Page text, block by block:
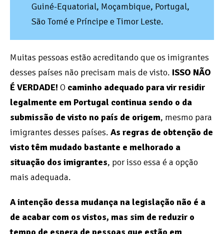
Guiné-Equatorial, Moçambique, Portugal,
São Tomé e Príncipe e Timor Leste.
Muitas pessoas estão acreditando que os imigrantes
desses países não precisam mais de visto. ISSO NÃO
É VERDADE! O caminho adequado para vir residir
legalmente em Portugal continua sendo o da
submissão de visto no país de origem, mesmo para
imigrantes desses países. As regras de obtenção de
visto têm mudado bastante e melhorado a
situação dos imigrantes, por isso essa é a opção
mais adequada.
A intenção dessa mudança na legislação não é a
de acabar com os vistos, mas sim de reduzir o